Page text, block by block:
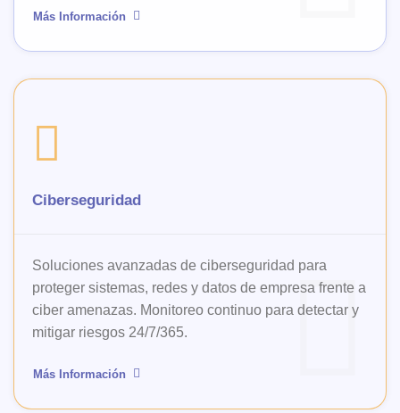
Más Información
Ciberseguridad
Soluciones avanzadas de ciberseguridad para
proteger sistemas, redes y datos de empresa frente a
ciber amenazas. Monitoreo continuo para detectar y
mitigar riesgos 24/7/365.
Más Información